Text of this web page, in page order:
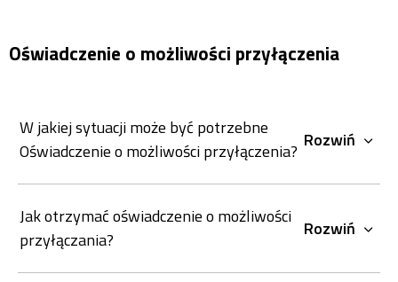
Oświadczenie o możliwości przyłączenia
W jakiej sytuacji może być potrzebne
Oświadczenie o możliwości przyłączenia? Rozwiń
Jak otrzymać oświadczenie o możliwości
przyłączania?
Rozwiń